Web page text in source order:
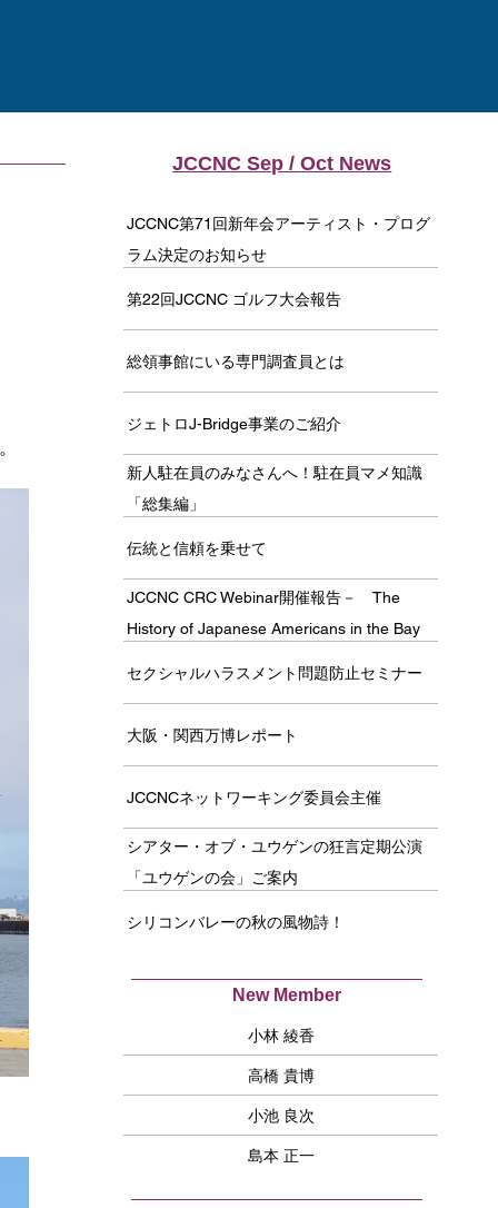
JCCNC Sep / Oct News
JCCNC第71回新年会アーティスト・プログ
ラム決定のお知らせ
第22回JCCNC ゴルフ大会報告
総領事館にいる専門調査員とは
ジェトロJ-Bridge事業のご紹介
新人駐在員のみなさんへ！駐在員マメ知識
「総集編」
伝統と信頼を乗せて
JCCNC CRC Webinar開催報告－ The
History of Japanese Americans in the Bay
セクシャルハラスメント問題防止セミナー
大阪・関西万博レポート
JCCNCネットワーキング委員会主催
シアター・オブ・ユウゲンの狂言定期公演
「ユウゲンの会」ご案内
シリコンバレーの秋の風物詩！
New Member
小林 綾香
高橋 貴博
小池 良次
島本 正一